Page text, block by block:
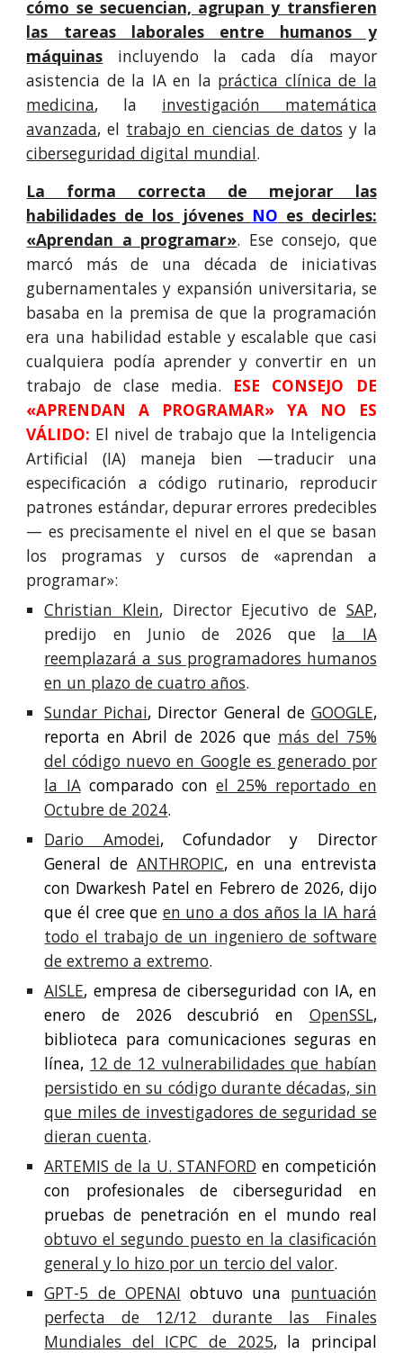
cómo se secuencian, agrupan y transfieren
las tareas laborales entre humanos y
máquinas incluyendo la cada día mayor
asistencia de la IA en la práctica clínica de la
medicina, la investigación matemática
avanzada, el trabajo en ciencias de datos y la
ciberseguridad digital mundial.
La forma correcta de mejorar las
habilidades de los jóvenes NO es decirles:
«Aprendan a programar». Ese consejo, que
marcó más de una década de iniciativas
gubernamentales y expansión universitaria, se
basaba en la premisa de que la programación
era una habilidad estable y escalable que casi
cualquiera podía aprender y convertir en un
trabajo de clase media. ESE CONSEJO DE
«APRENDAN A PROGRAMAR» YA NO ES
VÁLIDO: El nivel de trabajo que la Inteligencia
Artificial (IA) maneja bien —traducir una
especificación a código rutinario, reproducir
patrones estándar, depurar errores predecibles
— es precisamente el nivel en el que se basan
los programas y cursos de «aprendan a
programar»:
Christian Klein, Director Ejecutivo de SAP,
predijo en Junio de 2026 que la IA
reemplazará a sus programadores humanos
en un plazo de cuatro años.
Sundar Pichai, Director General de GOOGLE,
reporta en Abril de 2026 que más del 75%
del código nuevo en Google es generado por
la IAcomparado conel 25% reportado en
Octubre de 2024.
Dario Amodei, Cofundador y Director
General deANTHROPIC, en una entrevista
con Dwarkesh Patel en Febrero de 2026, dijo
que él cree que en uno a dos años la IA hará
todo el trabajo de un ingeniero de software
de extremo a extremo.
AISLE, empresa de ciberseguridad con IA, en
enero de 2026 descubrió en OpenSSL,
biblioteca para comunicaciones seguras en
línea, 12 de 12 vulnerabilidades que habían
persistido en su código durante décadas, sin
que miles de investigadores de seguridad se
dieran cuenta.
ARTEMIS de la U. STANFORD en competición
con profesionales de ciberseguridad en
pruebas de penetración en el mundo real
obtuvo el segundo puesto en la clasificación
general y lo hizo por un tercio del valor.
GPT-5 de OPENAI obtuvo una puntuación
perfecta de 12/12 durante las Finales
Mundiales del ICPC de 2025, la principal